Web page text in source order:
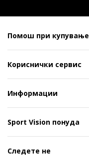
Помош при купување
Кориснички сервис
Информации
Sport Vision понуда
Следете не